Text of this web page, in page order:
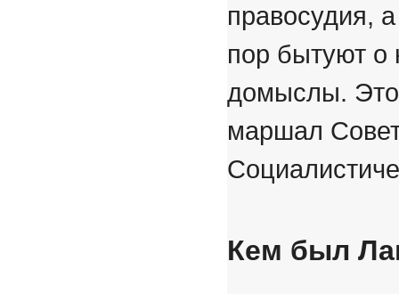
правосудия,
пор бытуют о
домыслы. Это
маршал
Кем был